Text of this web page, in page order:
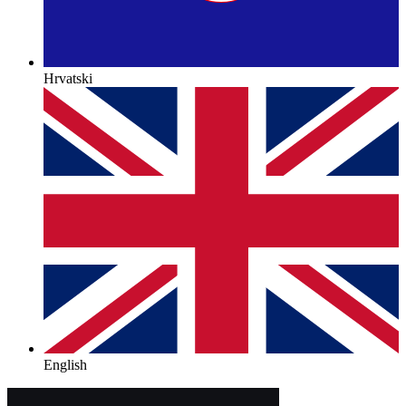
Hrvatski
English